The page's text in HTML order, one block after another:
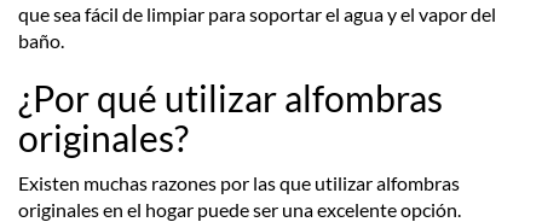
que sea fácil de limpiar para soportar el agua y el vapor del
baño.
¿Por qué utilizar alfombras
originales?
Existen muchas razones por las que utilizar alfombras
originales en el hogar puede ser una excelente opción.